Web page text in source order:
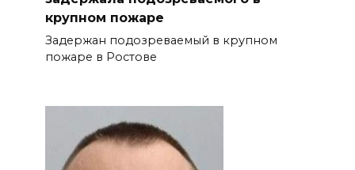
крупном пожаре
Задержан подозреваемый в крупном
пожаре в Ростове